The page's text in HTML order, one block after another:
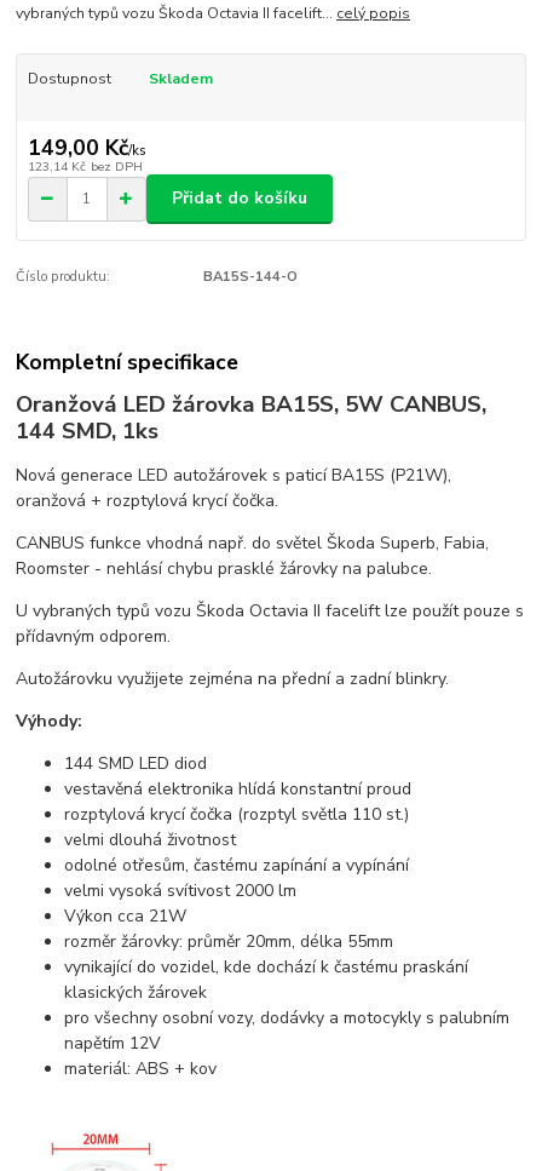
vybraných typů vozu Škoda Octavia II facelift... celý popis
Dostupnost Skladem
149,00 Kč/ks
123,14 Kč bez DPH
Přidat do košíku
Číslo produktu: BA15S-144-O
Kompletní specifikace
Oranžová LED žárovka BA15S, 5W CANBUS,
144 SMD, 1ks
Nová generace LED autožárovek s paticí BA15S (P21W),
oranžová + rozptylová krycí čočka.
CANBUS funkce vhodná např. do světel Škoda Superb, Fabia,
Roomster - nehlásí chybu prasklé žárovky na palubce.
U vybraných typů vozu Škoda Octavia II facelift lze použít pouze s
přídavným odporem.
Autožárovku využijete zejména na přední a zadní blinkry.
Výhody:
144 SMD LED diod
vestavěná elektronika hlídá konstantní proud
rozptylová krycí čočka (rozptyl světla 110 st.)
velmi dlouhá životnost
odolné otřesům, častému zapínání a vypínání
velmi vysoká svítivost 2000 lm
Výkon cca 21W
rozměr žárovky: průměr 20mm, délka 55mm
vynikající do vozidel, kde dochází k častému praskání
klasických žárovek
pro všechny osobní vozy, dodávky a motocykly s palubním
napětím 12V
materiál: ABS + kov